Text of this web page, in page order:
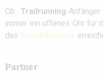
Ob Trailrunning-
immer ein offenes Ohr für
das Kontaktformular
Partner